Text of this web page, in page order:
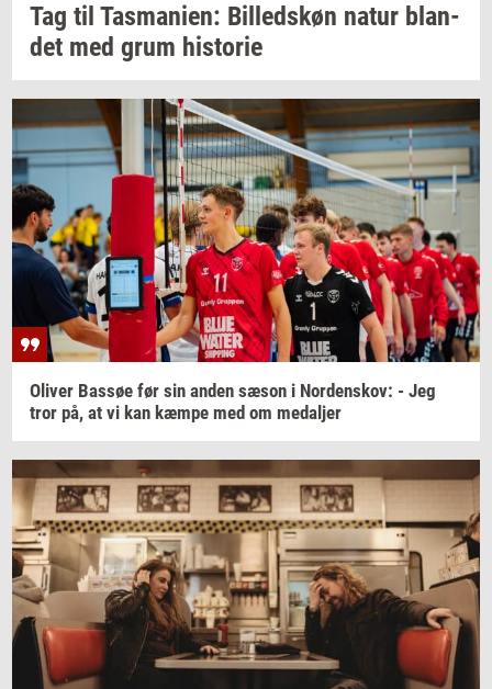
Tag til Tas­ma­ni­en: Bil­leds­køn natur blan­
det med grum hi­sto­rie
Oli­ver Bas­søe før sin anden sæson i Nor­denskov: - Jeg
tror på, at vi kan kæmpe med om me­dal­jer